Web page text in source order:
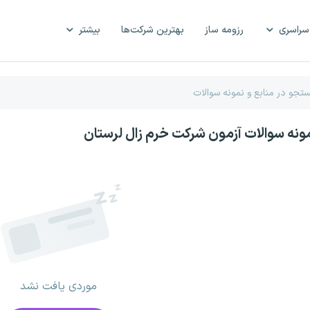
رزومه ساز بهترین شرکت‌ها بیشتر
سوالات آزمون شرکت خرم زال لرستان
موردی یافت نشد